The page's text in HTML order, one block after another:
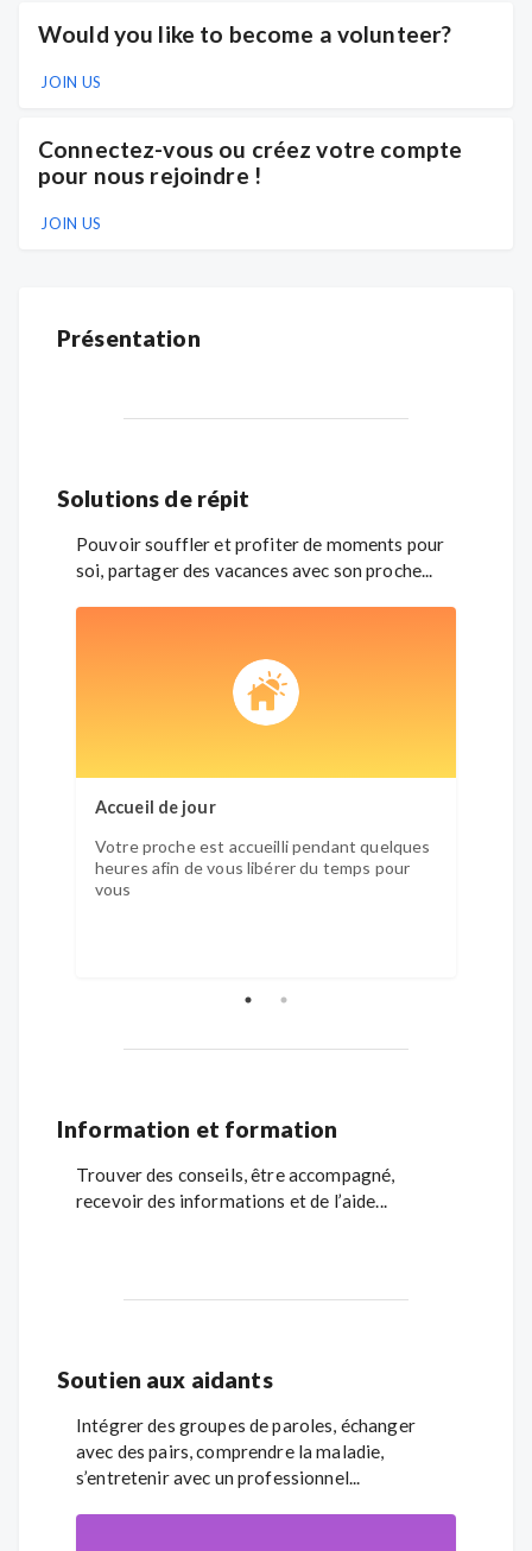
Would you like to become a volunteer?
JOIN US
Connectez-vous ou créez votre compte
pour nous rejoindre !
JOIN US
Présentation
Solutions de répit
Pouvoir souffler et profiter de moments pour
soi, partager des vacances avec son proche...
Accueil de jour
Votre proche est accueilli pendant quelques
heures afin de vous libérer du temps pour
vous
Information et formation
Trouver des conseils, être accompagné,
recevoir des informations et de l’aide...
Soutien aux aidants
Intégrer des groupes de paroles, échanger
avec des pairs, comprendre la maladie,
s’entretenir avec un professionnel...